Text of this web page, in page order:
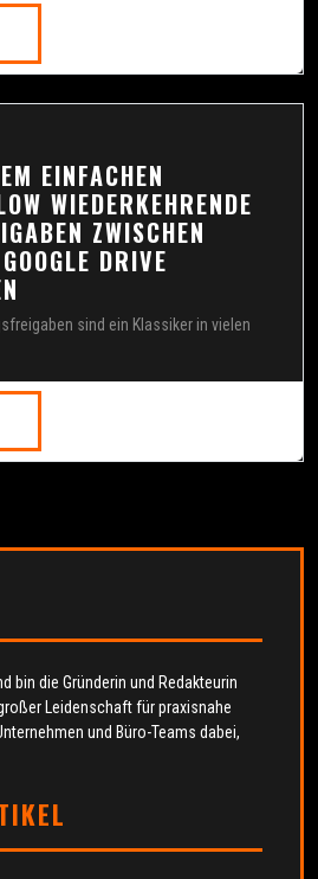
EINFACHEN
WIEDERKEHRENDE
ZWISCHEN
DRIVE
sind ein Klassiker in vielen
bin die Gründerin und Redakteurin
Leidenschaft für praxisnahe
und Büro-Teams dabei,